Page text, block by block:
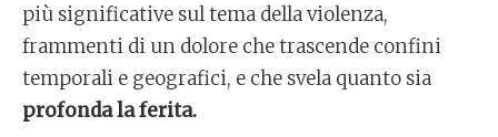
più significative sul tema della violenza,
frammenti di un dolore che trascende confini
temporali e geografici, e che svela quanto sia
profonda la ferita.